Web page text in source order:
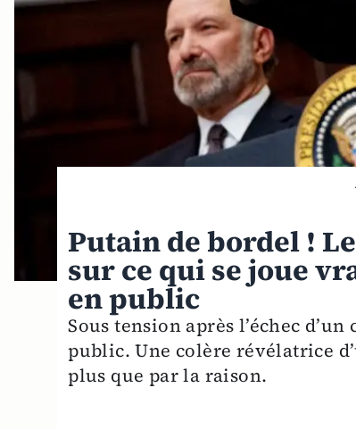
Putain de bordel !
sur ce qui se joue
en public
Sous tension après l’échec
public. Une colère révélatrice
plus que par la raison.